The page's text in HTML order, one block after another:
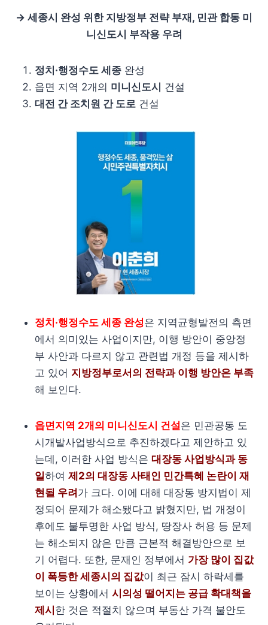
→ 세종시 완성 위한 지방정부 전략 부재, 민관 합동 미
니신도시 부작용 우려
정치·행정수도 세종 완성
읍면 지역 2개의 미니신도시 건설
대전 간 조치원 간 도로 건설
정치·행정수도 세종 완성은 지역균형발전의 측면
에서 의미있는 사업이지만, 이행 방안이 중앙정
부 사안과 다르지 않고 관련법 개정 등을 제시하
고 있어 지방정부로서의 전략과 이행 방안은 부족
해 보인다.
읍면지역 2개의 미니신도시 건설은 민관공동 도
시개발사업방식으로 추진하겠다고 제안하고 있
는데, 이러한 사업 방식은 대장동 사업방식과 동
일하여 제2의 대장동 사태인 민간특혜 논란이 재
현될 우려가 크다. 이에 대해 대장동 방지법이 제
정되어 문제가 해소됐다고 밝혔지만, 법 개정이
후에도 불투명한 사업 방식, 땅장사 허용 등 문제
는 해소되지 않은 만큼 근본적 해결방안으로 보
기 어렵다. 또한, 문재인 정부에서 가장 많이 집값
이 폭등한 세종시의 집값이 최근 잠시 하락세를
보이는 상황에서 시의성 떨어지는 공급 확대책을
제시한 것은 적절치 않으며 부동산 가격 불안도